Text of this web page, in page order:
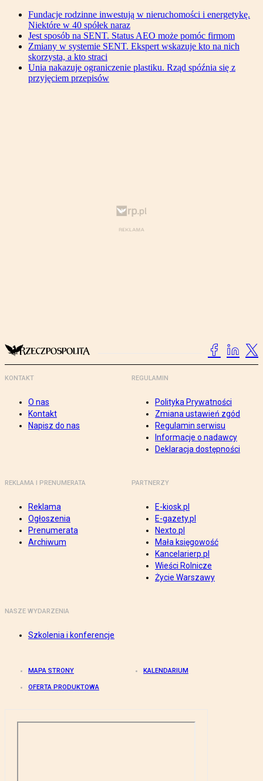
Fundacje rodzinne inwestują w nieruchomości i energetykę.
Niektóre w 40 spółek naraz
Jest sposób na SENT. Status AEO może pomóc firmom
Zmiany w systemie SENT. Ekspert wskazuje kto na nich
skorzysta, a kto straci
Unia nakazuje ograniczenie plastiku. Rząd spóźnia się z
przyjęciem przepisów
KONTAKT
O nas
Kontakt
Napisz do nas
REGULAMIN
Polityka Prywatności
Zmiana ustawień zgód
Regulamin serwisu
Informacje o nadawcy
Deklaracja dostępności
REKLAMA I PRENUMERATA
Reklama
Ogłoszenia
Prenumerata
Archiwum
PARTNERZY
E-kiosk.pl
E-gazety.pl
Nexto.pl
Mała księgowość
Kancelarierp.pl
Wieści Rolnicze
Życie Warszawy
NASZE WYDARZENIA
Szkolenia i konferencje
MAPA STRONY KALENDARIUM
OFERTA PRODUKTOWA